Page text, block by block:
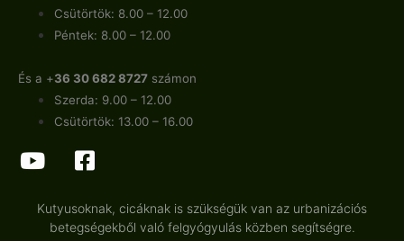
Csütörtök: 8.00 – 12.00
Péntek: 8.00 – 12.00
És a +36 30 682 8727 számon
Szerda: 9.00 – 12.00
Csütörtök: 13.00 – 16.00
Kutyusoknak, cicáknak is szükségük van az urbanizációs
betegségekből való felgyógyulás közben segítségre.